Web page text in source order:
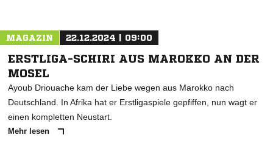
MAGAZIN 22.12.2024 | 09:00
ERSTLIGA-SCHIRI AUS MAROKKO AN DER
MOSEL
Ayoub Driouache kam der Liebe wegen aus Marokko nach
Deutschland. In Afrika hat er Erstligaspiele gepfiffen, nun wagt er
einen kompletten Neustart.
Mehr lesen